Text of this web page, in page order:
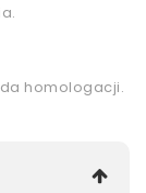
homologacji.